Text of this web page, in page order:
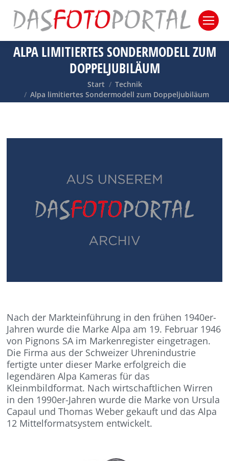
ALPA LIMITIERTES SONDERMODELL ZUM
DOPPELJUBILÄUM
Sie befinden sich hier:
Start
Technik
Alpa limitiertes Sondermodell zum Doppeljubiläum
Nach der Markteinführung in den frühen 1940er-
Jahren wurde die Marke Alpa am 19. Februar 1946
von Pignons SA im Markenregister eingetragen.
Die Firma aus der Schweizer Uhrenindustrie
fertigte unter dieser Marke erfolgreich die
legendären Alpa Kameras für das
Kleinmbildformat. Nach wirtschaftlichen Wirren
in den 1990er-Jahren wurde die Marke von Ursula
Capaul und Thomas Weber gekauft und das Alpa
12 Mittelformatsystem entwickelt.